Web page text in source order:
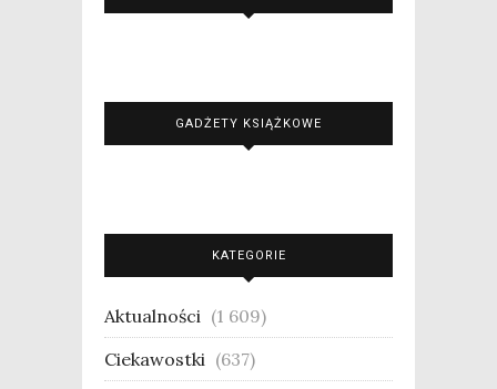
GADŻETY KSIĄŻKOWE
KATEGORIE
Aktualności (1 609)
Ciekawostki (637)